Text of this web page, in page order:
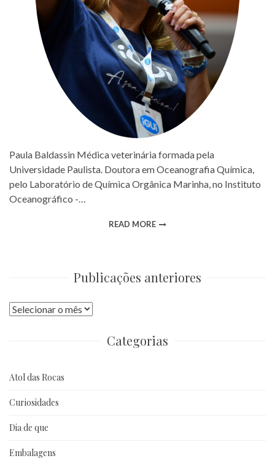
Paula Baldassin Médica veterinária formada pela
Universidade Paulista. Doutora em Oceanografia Química,
pelo Laboratório de Química Orgânica Marinha, no Instituto
Oceanográfico -…
READ MORE
Publicações anteriores
Publicações
Categorias
Atol das Rocas
Curiosidades
Dia de que
Embalagens